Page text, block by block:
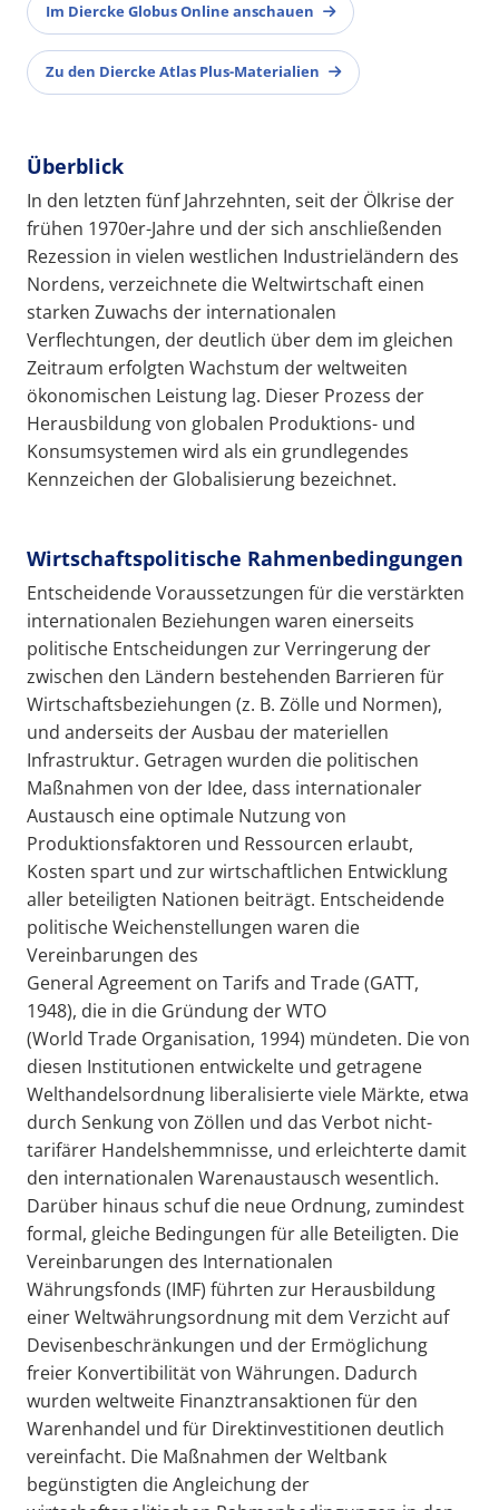
Im Diercke Globus Online anschauen
Zu den Diercke Atlas Plus-Materialien
Überblick
In den letzten fünf Jahrzehnten, seit der Ölkrise der
frühen 1970er-Jahre und der sich anschließenden
Rezession in vielen westlichen Industrieländern des
Nordens, verzeichnete die Weltwirtschaft einen
starken Zuwachs der internationalen
Verflechtungen, der deutlich über dem im gleichen
Zeitraum erfolgten Wachstum der weltweiten
ökonomischen Leistung lag. Dieser Prozess der
Herausbildung von globalen Produktions- und
Konsumsystemen wird als ein grundlegendes
Kennzeichen der Globalisierung bezeichnet.
Wirtschaftspolitische Rahmenbedingungen
Entscheidende Voraussetzungen für die verstärkten
internationalen Beziehungen waren einerseits
politische Entscheidungen zur Verringerung der
zwischen den Ländern bestehenden Barrieren für
Wirtschaftsbeziehungen (z. B. Zölle und Normen),
und anderseits der Ausbau der materiellen
Infrastruktur. Getragen wurden die politischen
Maßnahmen von der Idee, dass internationaler
Austausch eine optimale Nutzung von
Produktionsfaktoren und Ressourcen erlaubt,
Kosten spart und zur wirtschaftlichen Entwicklung
aller beteiligten Nationen beiträgt. Entscheidende
politische Weichenstellungen waren die
Vereinbarungen des
General Agreement on Tarifs and Trade (GATT,
1948), die in die Gründung der WTO
(World Trade Organisation, 1994) mündeten. Die von
diesen Institutionen entwickelte und getragene
Welthandelsordnung liberalisierte viele Märkte, etwa
durch Senkung von Zöllen und das Verbot nicht-
tarifärer Handelshemmnisse, und erleichterte damit
den internationalen Warenaustausch wesentlich.
Darüber hinaus schuf die neue Ordnung, zumindest
formal, gleiche Bedingungen für alle Beteiligten. Die
Vereinbarungen des Internationalen
Währungsfonds (IMF) führten zur Herausbildung
einer Weltwährungsordnung mit dem Verzicht auf
Devisenbeschränkungen und der Ermöglichung
freier Konvertibilität von Währungen. Dadurch
wurden weltweite Finanztransaktionen für den
Warenhandel und für Direktinvestitionen deutlich
vereinfacht. Die Maßnahmen der Weltbank
begünstigten die Angleichung der